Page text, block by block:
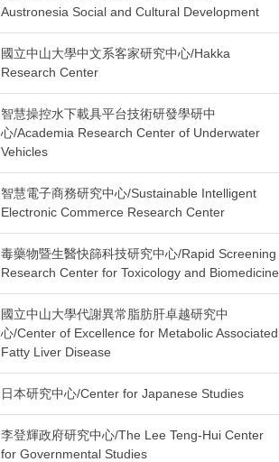
Austronesia Social and Cultural Development
國立中山大學中文系客家研究中心/Hakka
Research Center
智慧操控水下載具平台技術研發學研中
心/Academia Research Center of Underwater
Vehicles
智慧電子商務研究中心/Sustainable Intelligent
Electronic Commerce Research Center
毒藥物暨生醫快篩科技研究中心/Rapid Screening
Research Center for Toxicology and Biomedicine
國立中山大學代謝異常脂肪肝卓越研究中
心/Center of Excellence for Metabolic Associated
Fatty Liver Disease
日本研究中心/Center for Japanese Studies
李登輝政府研究中心/The Lee Teng-Hui Center
for Governmental Studies